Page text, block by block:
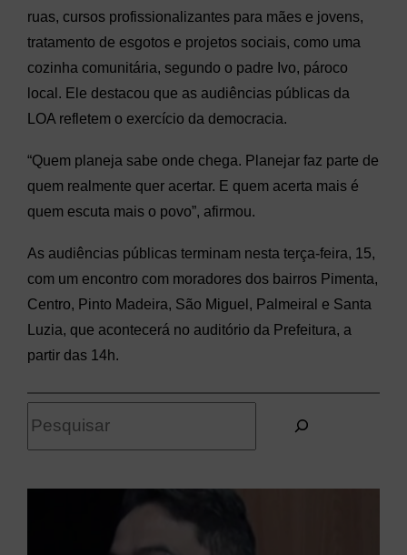
ruas, cursos profissionalizantes para mães e jovens,
tratamento de esgotos e projetos sociais, como uma
cozinha comunitária, segundo o padre Ivo, pároco
local. Ele destacou que as audiências públicas da
LOA refletem o exercício da democracia.
“Quem planeja sabe onde chega. Planejar faz parte de
quem realmente quer acertar. E quem acerta mais é
quem escuta mais o povo”, afirmou.
As audiências públicas terminam nesta terça-feira, 15,
com um encontro com moradores dos bairros Pimenta,
Centro, Pinto Madeira, São Miguel, Palmeiral e Santa
Luzia, que acontecerá no auditório da Prefeitura, a
partir das 14h.
q